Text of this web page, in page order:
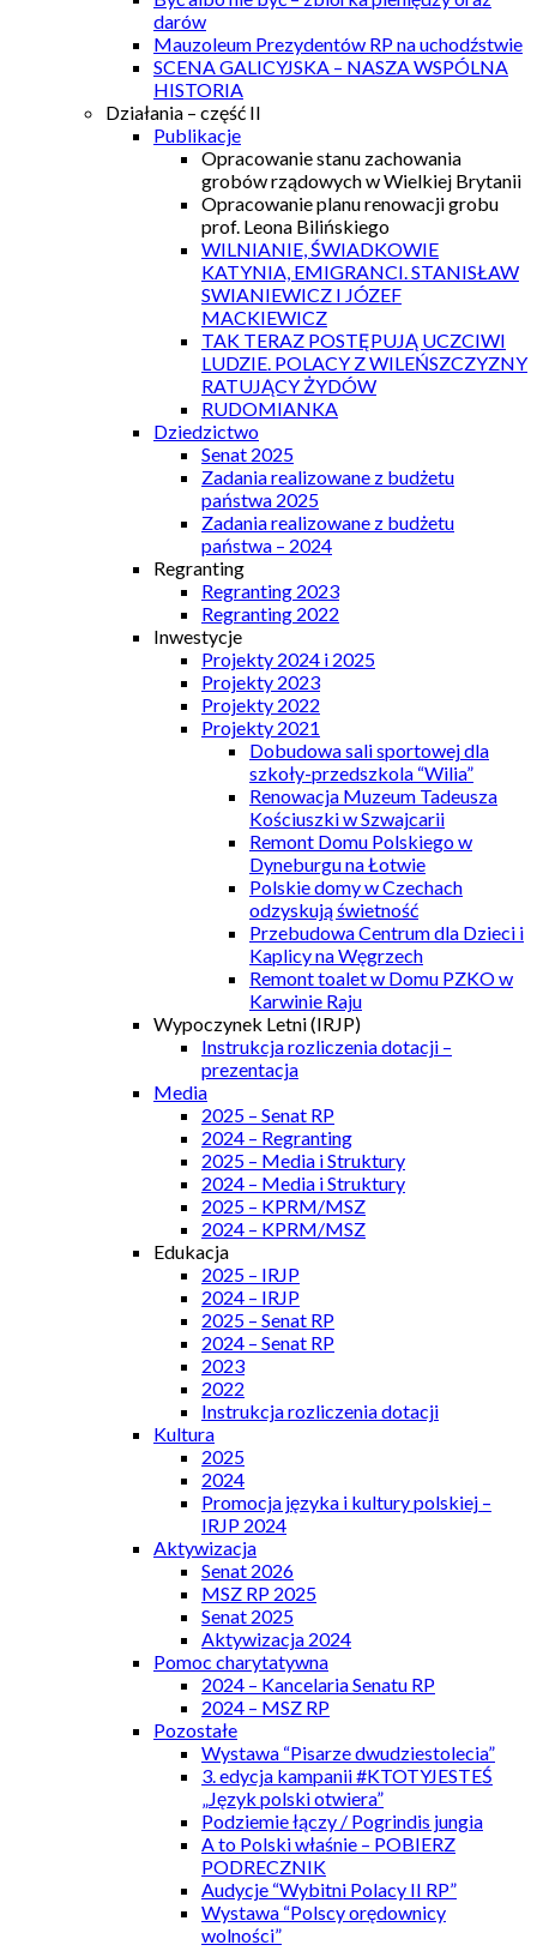
darów
Mauzoleum Prezydentów RP na uchodźstwie
SCENA GALICYJSKA – NASZA WSPÓLNA
HISTORIA
Działania – część II
Publikacje
Opracowanie stanu zachowania
grobów rządowych w Wielkiej Brytanii
Opracowanie planu renowacji grobu
prof. Leona Bilińskiego
WILNIANIE, ŚWIADKOWIE
KATYNIA, EMIGRANCI. STANISŁAW
SWIANIEWICZ I JÓZEF
MACKIEWICZ
TAK TERAZ POSTĘPUJĄ UCZCIWI
LUDZIE. POLACY Z WILEŃSZCZYZNY
RATUJĄCY ŻYDÓW
RUDOMIANKA
Dziedzictwo
Senat 2025
Zadania realizowane z budżetu
państwa 2025
Zadania realizowane z budżetu
państwa – 2024
Regranting
Regranting 2023
Regranting 2022
Inwestycje
Projekty 2024 i 2025
Projekty 2023
Projekty 2022
Projekty 2021
Dobudowa sali sportowej dla
szkoły-przedszkola “Wilia”
Renowacja Muzeum Tadeusza
Kościuszki w Szwajcarii
Remont Domu Polskiego w
Dyneburgu na Łotwie
Polskie domy w Czechach
odzyskują świetność
Przebudowa Centrum dla Dzieci i
Kaplicy na Węgrzech
Remont toalet w Domu PZKO w
Karwinie Raju
Wypoczynek Letni (IRJP)
Instrukcja rozliczenia dotacji –
prezentacja
Media
2025 – Senat RP
2024 – Regranting
2025 – Media i Struktury
2024 – Media i Struktury
2025 – KPRM/MSZ
2024 – KPRM/MSZ
Edukacja
2025 – IRJP
2024 – IRJP
2025 – Senat RP
2024 – Senat RP
2023
2022
Instrukcja rozliczenia dotacji
Kultura
2025
2024
Promocja języka i kultury polskiej –
IRJP 2024
Aktywizacja
Senat 2026
MSZ RP 2025
Senat 2025
Aktywizacja 2024
Pomoc charytatywna
2024 – Kancelaria Senatu RP
2024 – MSZ RP
Pozostałe
Wystawa “Pisarze dwudziestolecia”
3. edycja kampanii #KTOTYJESTEŚ
„Język polski otwiera”
Podziemie łączy / Pogrindis jungia
A to Polski właśnie – POBIERZ
PODRECZNIK
Audycje “Wybitni Polacy II RP”
Wystawa “Polscy orędownicy
wolności”